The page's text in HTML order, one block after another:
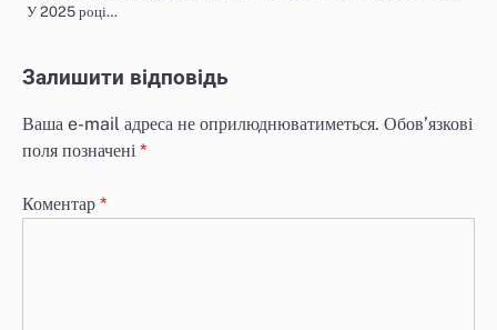
У 2025 році…
Залишити відповідь
Ваша e-mail адреса не оприлюднюватиметься. Обов’язкові
поля позначені *
Коментар *